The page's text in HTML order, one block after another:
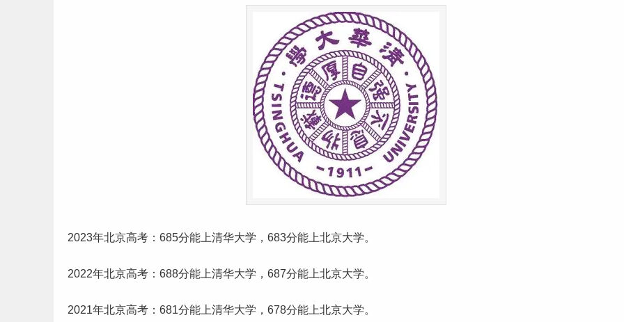
2023年北京高考 ：685分能上清华大学，683分能上北京大学。
2022年北京高考：688分能上清华大学，687分能上北京大学。
2021年北京高考：681分能上清华大学，678分能上北京大学。